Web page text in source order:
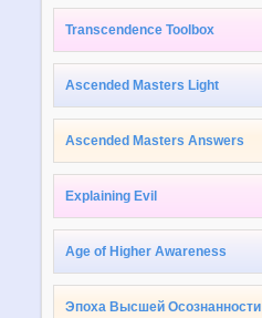
Transcendence Toolbox
Ascended Masters Light
Ascended Masters Answers
Explaining Evil
Age of Higher Awareness
Эпоха Высшей Осознанности